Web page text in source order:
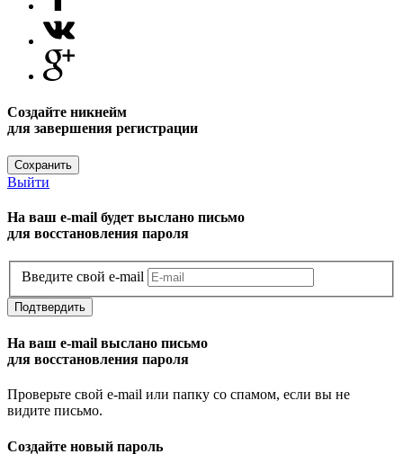
Создайте никнейм
для завершения регистрации
Сохранить
Выйти
На ваш e-mail будет выслано письмо
для восстановления пароля
Введите свой e-mail
Подтвердить
На ваш e-mail выслано письмо
для восстановления пароля
Проверьте свой e-mail или папку со спамом, если вы не
видите письмо.
Создайте новый пароль